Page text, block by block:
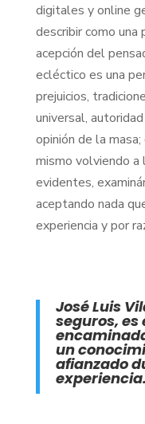
digitales y online
describir como una
acepción del
ecléctico es una
prejuicios,
universal,
opinión de la
mismo volviendo a
evidentes,
aceptando nada
experiencia y por
José Luis
seguros, es
un
afianzado
experiencia.